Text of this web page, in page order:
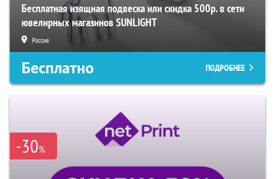
Бесплатная изящная подвеска или скидка 500р. в сети
ювелирных магазинов SUNLIGHT
Россия
Бесплатно ПОДРОБНЕЕ
-30%